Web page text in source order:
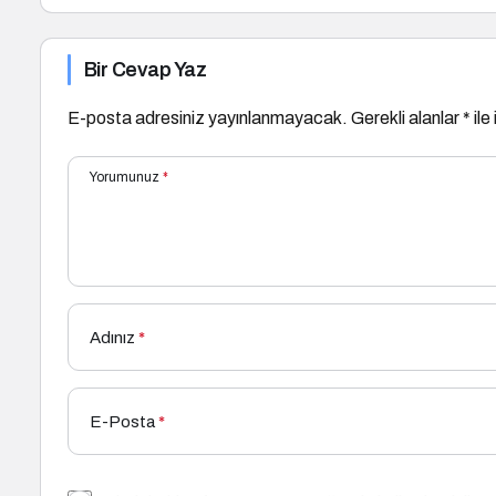
Bir Cevap Yaz
E-posta adresiniz yayınlanmayacak. Gerekli alanlar* ile
Yorumunuz *
Adınız *
E-Posta*